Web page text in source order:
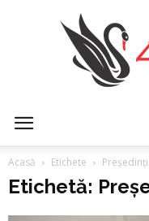
Acasă Etichete
Etichetă: